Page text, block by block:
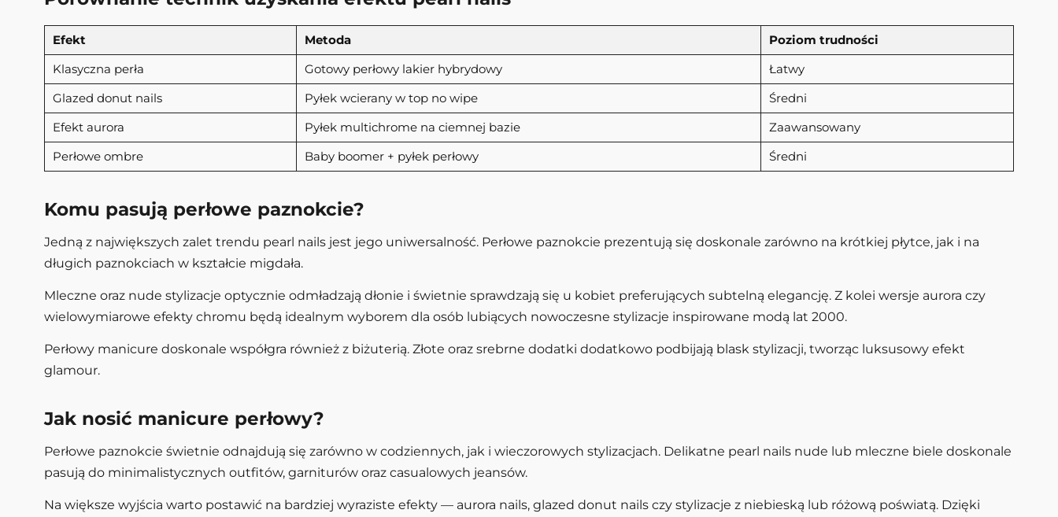
Efekt Metoda
Poziom trudności
Klasyczna perła
Gotowy perłowy lakier hybrydowy
Łatwy
Glazed donut nails
Pyłek wcierany w top no wipe
Średni
Efekt aurora
Pyłek multichrome na ciemnej bazie
Zaawansowany
Perłowe ombre
Baby boomer + pyłek perłowy Średni
Komu pasują perłowe paznokcie?
Jedną z największych zalet trendu pearl nails jest jego uniwersalność. Perłowe paznokcie prezentują się doskonale zarówno na krótkiej płytce, jak i na
długich paznokciach w kształcie migdała.
Mleczne oraz nude stylizacje optycznie odmładzają dłonie i świetnie sprawdzają się u kobiet preferujących subtelną elegancję. Z kolei wersje aurora czy
wielowymiarowe efekty chromu będą idealnym wyborem dla osób lubiących nowoczesne stylizacje inspirowane modą lat 2000.
Perłowy manicure doskonale współgra również z biżuterią. Złote oraz srebrne dodatki dodatkowo podbijają blask stylizacji, tworząc luksusowy efekt
glamour.
Jak nosić manicure perłowy?
Perłowe paznokcie świetnie odnajdują się zarówno w codziennych, jak i wieczorowych stylizacjach. Delikatne pearl nails nude lub mleczne biele doskonale
pasują do minimalistycznych outfitów, garniturów oraz casualowych jeansów.
Na większe wyjścia warto postawić na bardziej wyraziste efekty — aurora nails, glazed donut nails czy stylizacje z niebieską lub różową poświatą. Dzięki